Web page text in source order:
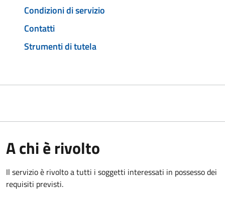
Condizioni di servizio
Contatti
Strumenti di tutela
A chi è rivolto
Il servizio è rivolto a tutti i soggetti interessati in possesso dei
requisiti previsti.